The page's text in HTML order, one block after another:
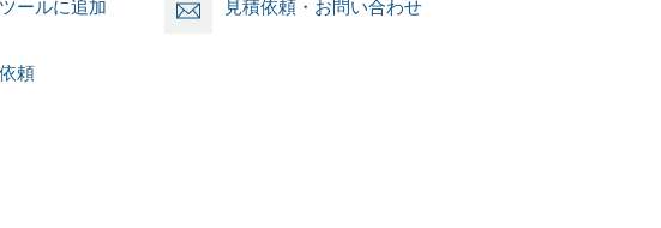
ールに追加 見積依頼・お問い合わせ
頼